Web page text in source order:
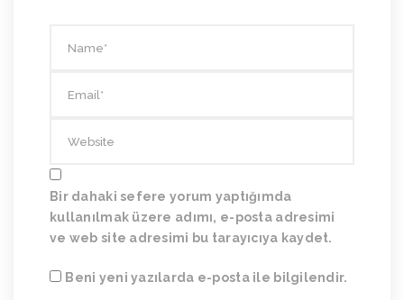
Bir dahaki sefere yorum yaptığımda
kullanılmak üzere adımı, e-posta adresimi
ve web site adresimi bu tarayıcıya kaydet.
Beni yeni yazılarda e-posta ile bilgilendir.